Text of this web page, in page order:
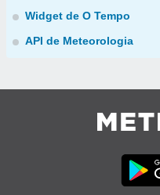
Widget de O Tempo
API de Meteorologia